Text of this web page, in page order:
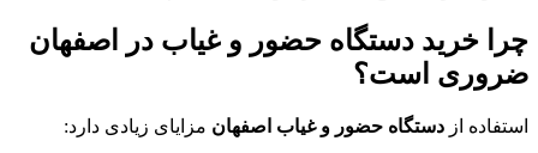
چرا خرید دستگاه حضور و غیاب در اصفهان
ضروری است؟
استفاده از دستگاه حضور و غیاب اصفهان مزایای زیادی دارد: